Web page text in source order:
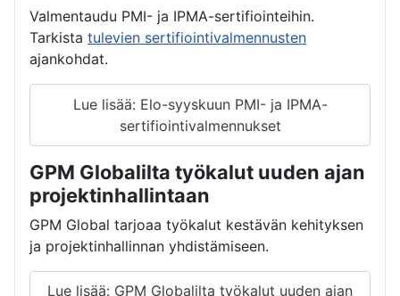
Valmentaudu PMI- ja IPMA-sertifiointeihin.
Tarkista tulevien sertifiointivalmennusten
ajankohdat.
Lue lisää: Elo-syyskuun PMI- ja IPMA-
sertifiointivalmennukset
GPM Globalilta työkalut uuden ajan
projektinhallintaan
GPM Global tarjoaa työkalut kestävän kehityksen
ja projektinhallinnan yhdistämiseen.
Lue lisää: GPM Globalilta työkalut uuden ajan